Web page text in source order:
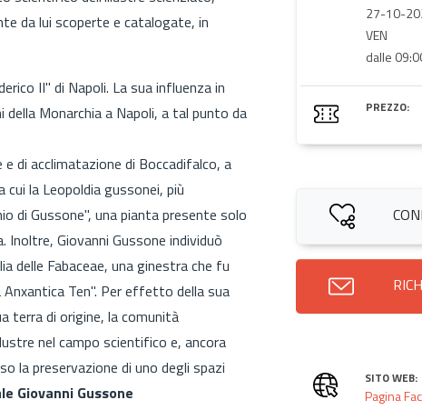
da lui scoperte e catalogate, in
II" di Napoli. La sua influenza in
Monarchia a Napoli, a tal punto da
di acclimatazione di Boccadifalco, a
la Leopoldia gussonei, più
di Gussone", una pianta presente solo
Inoltre, Giovanni Gussone individuò
delle Fabaceae, una ginestra che fu
Ten". Per effetto della sua
terra di origine, la comunità
nel campo scientifico e, ancora
la preservazione di uno degli spazi
Giovanni Gussone
27-10-
VEN
dalle
PREZZO:
SITO WEB:
Pagina